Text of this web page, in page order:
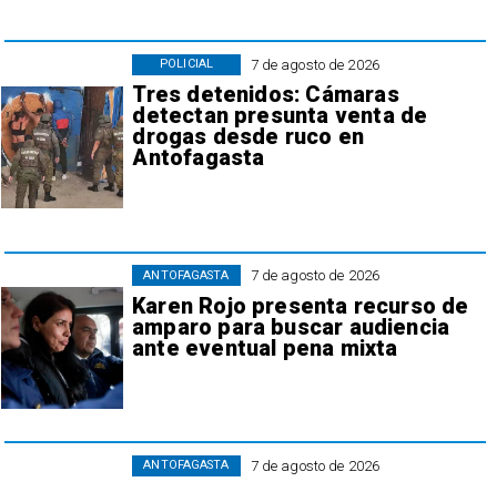
7 de agosto de 2026
Tres detenidos: Cámaras
detectan presunta venta de
drogas desde ruco en
Antofagasta
POLICIAL
7 de agosto de 2026
Karen Rojo presenta recurso de
amparo para buscar audiencia
ante eventual pena mixta
ANTOFAGASTA
7 de agosto de 2026
ANTOFAGASTA